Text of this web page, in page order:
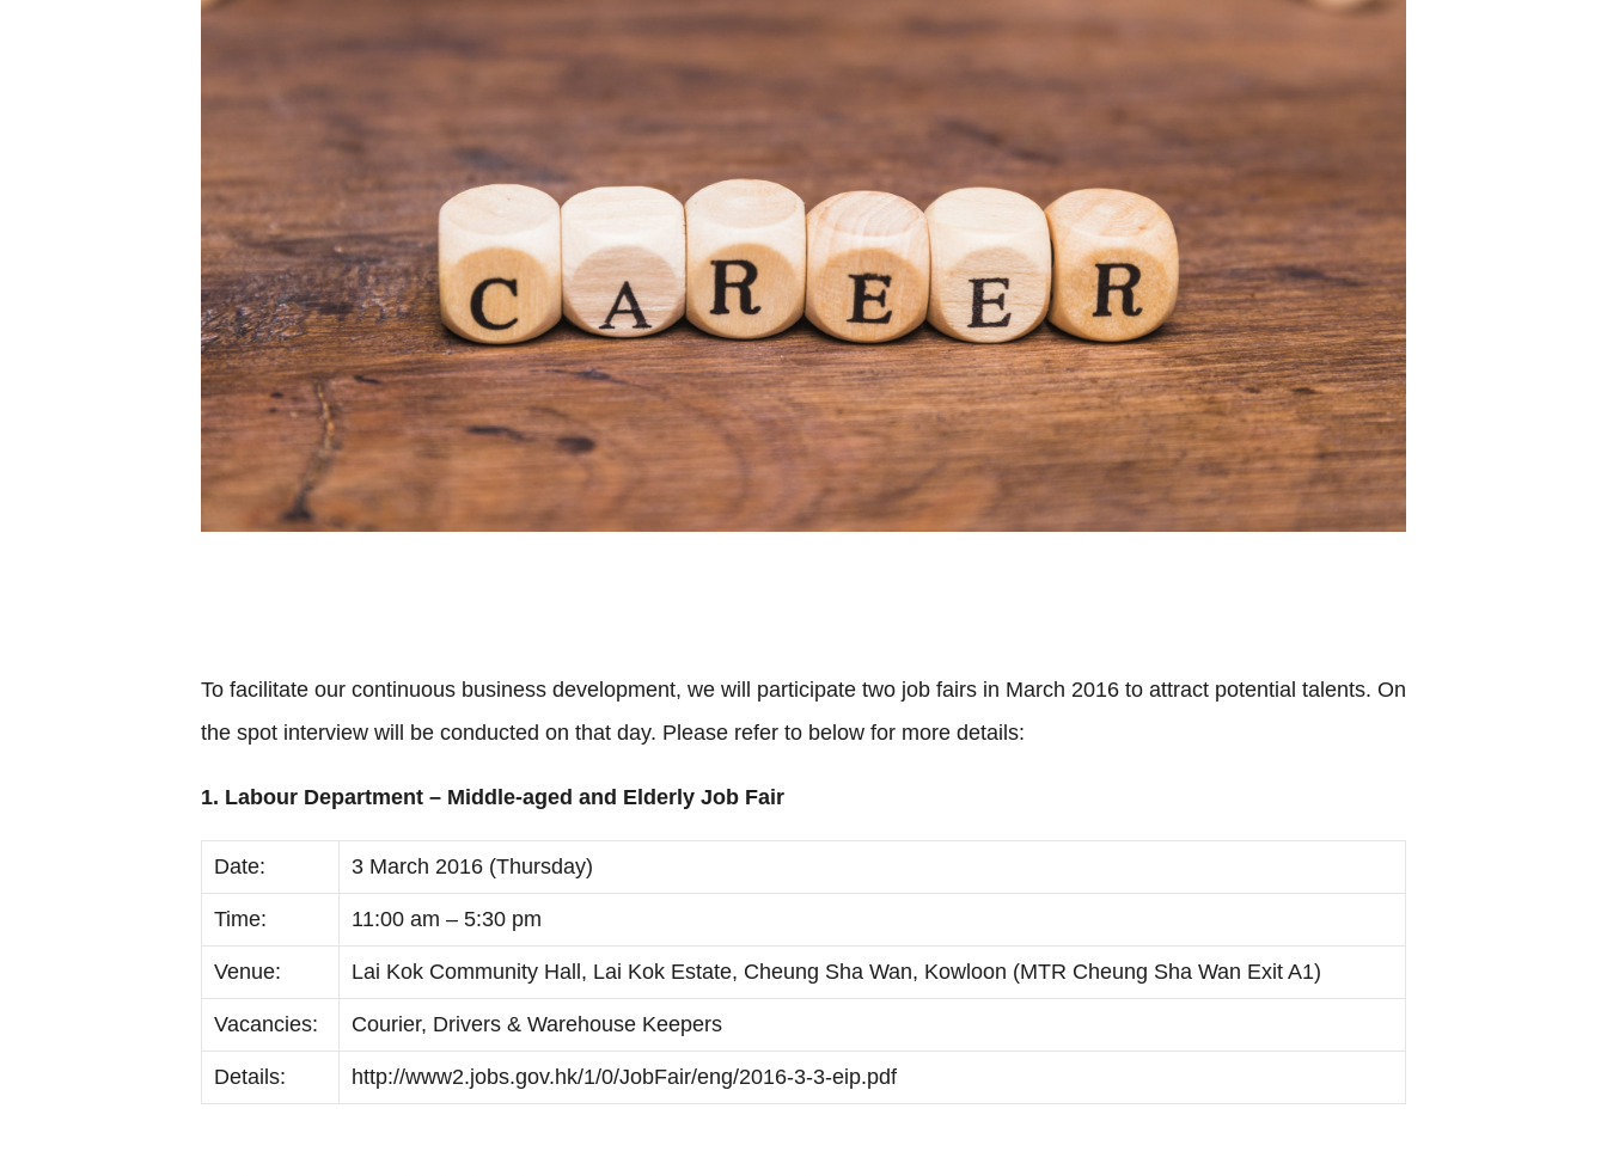
To facilitate our continuous business development, we will participate two job fairs in March 2016 to attract potential talents. On
the spot interview will be conducted on that day. Please refer to below for more details:
1. Labour Department – Middle-aged and Elderly Job Fair
Date: 3 March 2016 (Thursday)
Time: 11:00 am – 5:30 pm
Venue: Lai Kok Community Hall, Lai Kok Estate, Cheung Sha Wan, Kowloon (MTR Cheung Sha Wan Exit A1)
Vacancies: Courier, Drivers & Warehouse Keepers
Details: http://www2.jobs.gov.hk/1/0/JobFair/eng/2016-3-3-eip.pdf